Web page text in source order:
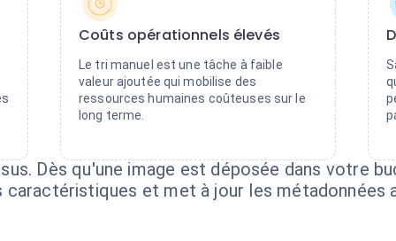
Coûts opérationnels élevés
Le tri manuel est une tâche à faible
valeur ajoutée qui mobilise des
ressources humaines coûteuses sur le
long terme.
Dès qu'une image est déposée dans votre
caractéristiques et met à jour les métadonnées